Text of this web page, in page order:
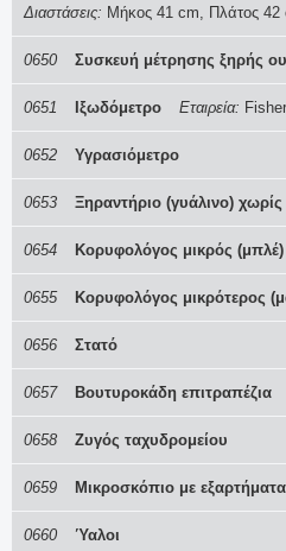
Διαστάσεις: Μήκος 41 cm, Πλάτος
0650 Συσκευή μέτρησης ξηρής
0651 Ιξωδόμετρο Εταιρεία:
0652 Υγρασιόμετρο
0653 Ξηραντήριο (γυάλινο)
0654 Κορυφολόγος μικρός (μπλέ)
0655 Κορυφολόγος μικρότερος
0656 Στατό
0657 Βουτυροκάδη επιτραπέζια
0658 Ζυγός ταχυδρομείου
0659 Μικροσκόπιο με εξαρτήματα
0660 Ύαλοι